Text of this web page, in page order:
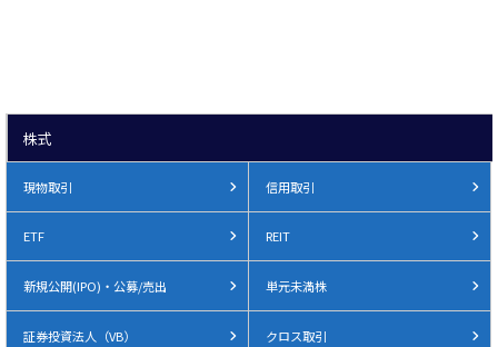
株式
現物取引 信用取引
ETF REIT
新規公開(IPO)・公募/売出 単元未満株
証券投資法人（VB） クロス取引